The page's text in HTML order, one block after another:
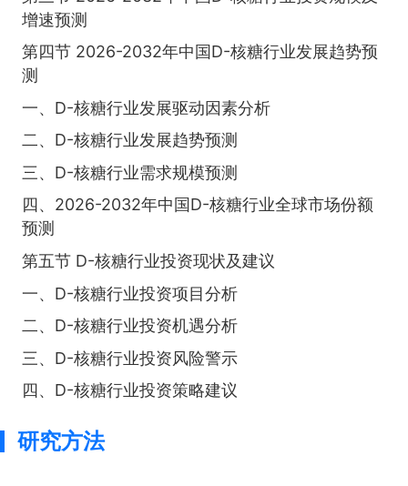
增速预测
第四节 2026-2032年中国D-核糖行业发展趋势预
测
一、D-核糖行业发展驱动因素分析
二、D-核糖行业发展趋势预测
三、D-核糖行业需求规模预测
四、2026-2032年中国D-核糖行业全球市场份额
预测
第五节 D-核糖行业投资现状及建议
一、D-核糖行业投资项目分析
二、D-核糖行业投资机遇分析
三、D-核糖行业投资风险警示
四、D-核糖行业投资策略建议
研究方法